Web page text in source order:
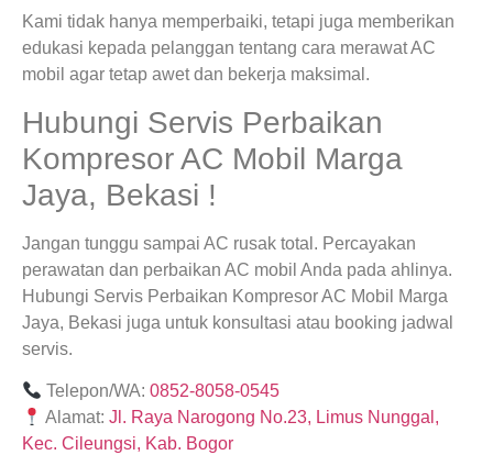
Kami tidak hanya memperbaiki, tetapi juga memberikan
edukasi kepada pelanggan tentang cara merawat AC
mobil agar tetap awet dan bekerja maksimal.
Hubungi Servis Perbaikan
Kompresor AC Mobil Marga
Jaya, Bekasi !
Jangan tunggu sampai AC rusak total. Percayakan
perawatan dan perbaikan AC mobil Anda pada ahlinya.
Hubungi Servis Perbaikan Kompresor AC Mobil Marga
Jaya, Bekasi juga untuk konsultasi atau booking jadwal
servis.
Telepon/WA:0852-8058-0545
Alamat:Jl. Raya Narogong No.23, Limus Nunggal,
Kec. Cileungsi, Kab. Bogor